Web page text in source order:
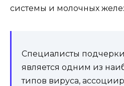
системы и молочных
Специалисты
является одним из
типов вируса,